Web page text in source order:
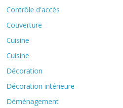
Contrôle d'accès
Couverture
Cuisine
Cuisine
Décoration
Décoration intérieure
Déménagement